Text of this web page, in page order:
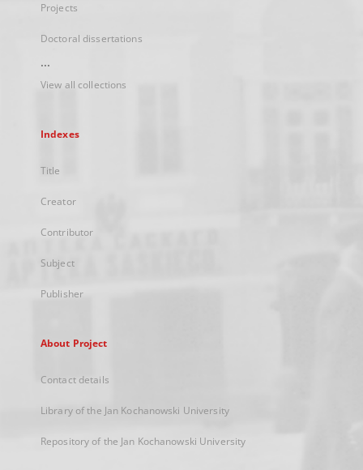
Projects
Doctoral dissertations
...
View all collections
Indexes
Title
Creator
Contributor
Subject
Publisher
About Project
Contact details
Library of the Jan Kochanowski University
Repository of the Jan Kochanowski University